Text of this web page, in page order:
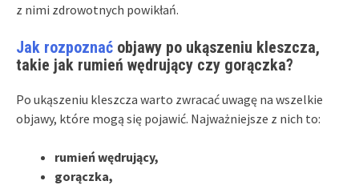
z nimi zdrowotnych powikłań.
Jak rozpoznać objawy po ukąszeniu kleszcza,
takie jak rumień wędrujący czy gorączka?
Po ukąszeniu kleszcza warto zwracać uwagę na wszelkie
objawy, które mogą się pojawić. Najważniejsze z nich to:
rumień wędrujący,
gorączka,